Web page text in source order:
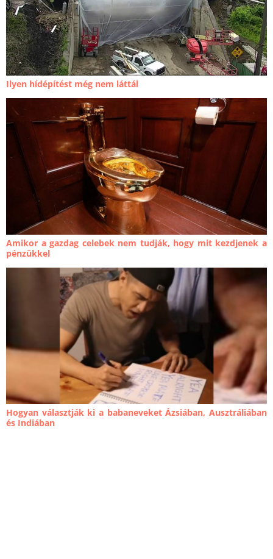
Ilyen hídépítést még nem láttál
Amikor a gazdag celebek nem tudják, hogy mit kezdjenek a
pénzükkel
Hogyan választják ki a babaneveket Ázsiában, Ausztráliában
és Indiában